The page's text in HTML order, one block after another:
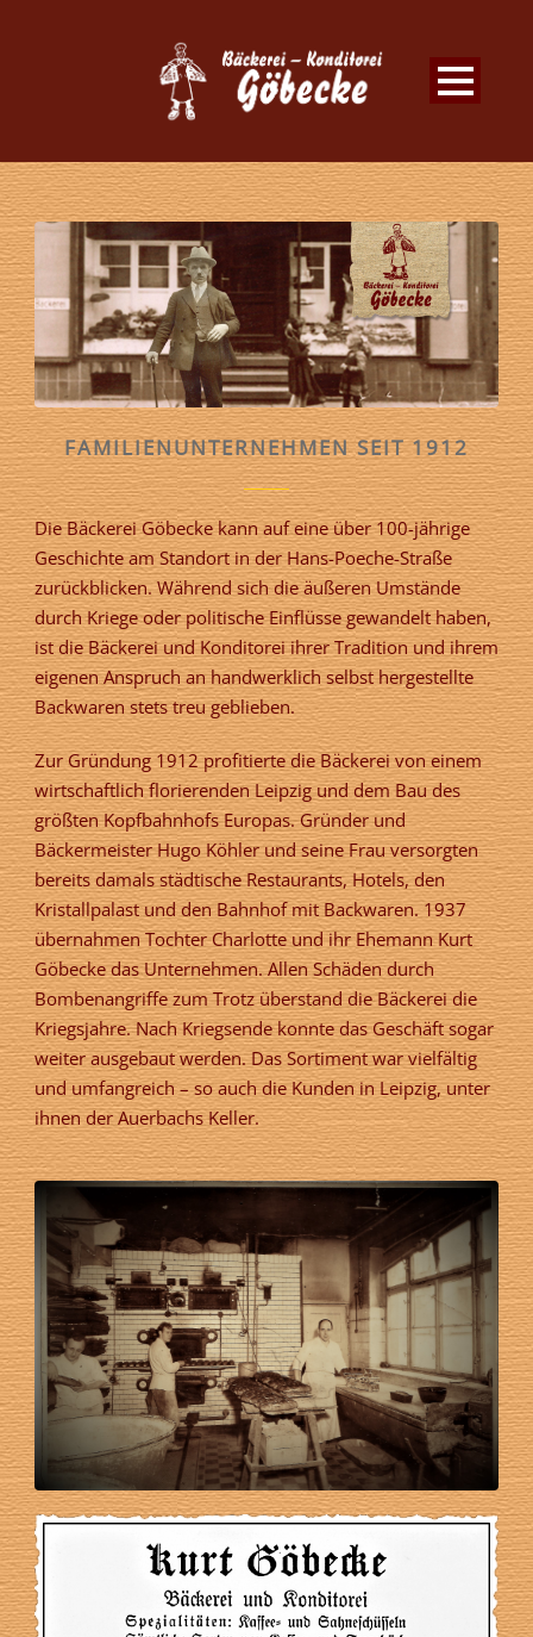
FAMILIENUNTERNEHMEN SEIT 1912
Die Bäckerei Göbecke kann auf eine über 100-jährige
Geschichte am Standort in der Hans-Poeche-Straße
zurückblicken. Während sich die äußeren Umstände
durch Kriege oder politische Einflüsse gewandelt haben,
ist die Bäckerei und Konditorei ihrer Tradition und ihrem
eigenen Anspruch an handwerklich selbst hergestellte
Backwaren stets treu geblieben.
Zur Gründung 1912 profitierte die Bäckerei von einem
wirtschaftlich florierenden Leipzig und dem Bau des
größten Kopfbahnhofs Europas. Gründer und
Bäckermeister Hugo Köhler und seine Frau versorgten
bereits damals städtische Restaurants, Hotels, den
Kristallpalast und den Bahnhof mit Backwaren. 1937
übernahmen Tochter Charlotte und ihr Ehemann Kurt
Göbecke das Unternehmen. Allen Schäden durch
Bombenangriffe zum Trotz überstand die Bäckerei die
Kriegsjahre. Nach Kriegsende konnte das Geschäft sogar
weiter ausgebaut werden. Das Sortiment war vielfältig
und umfangreich – so auch die Kunden in Leipzig, unter
ihnen der Auerbachs Keller.